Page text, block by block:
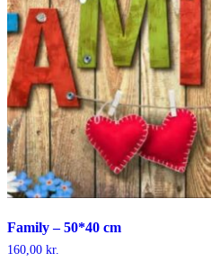
Family – 50*40 cm
160,00 kr.